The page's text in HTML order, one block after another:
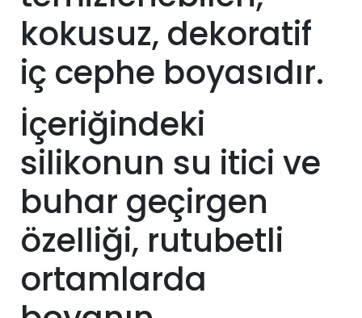
kokusuz, dekoratif
iç cephe boyasıdır.
İçeriğindeki
silikonun su itici ve
buhar geçirgen
özelliği, rutubetli
ortamlarda